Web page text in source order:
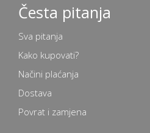
Česta pitanja
Sva pitanja
Kako kupovati?
Načini plaćanja
Dostava
Povrat i zamjena